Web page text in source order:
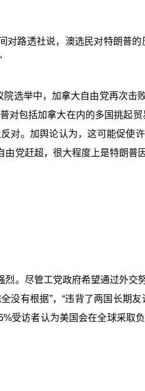
对路透社说，澳选民对特朗普
选举中，加拿大自由党再次击
对包括加拿大在内的多国挑起
对。加舆论认为，这可能促使
由党赶超，很大程度上是特朗普
烈。尽管工党政府希望通过外
没有根据”，“违背了两国长期
受访者认为美国会在全球采取